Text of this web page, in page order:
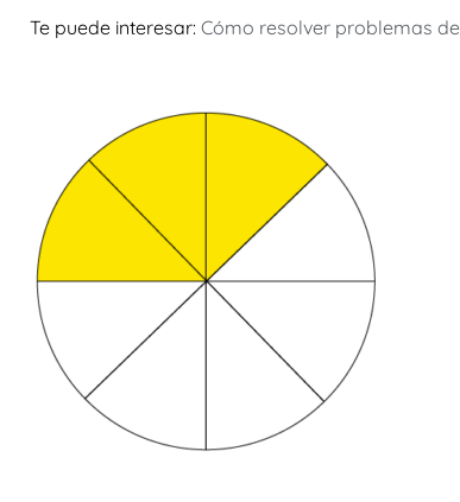
Te puede interesar: Cómo resolver problemas